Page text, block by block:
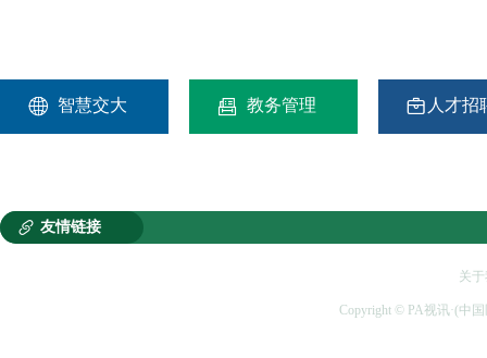
 智慧交大  教务管理  人才招
 友情链接
关
Copyright © PA视讯·(中